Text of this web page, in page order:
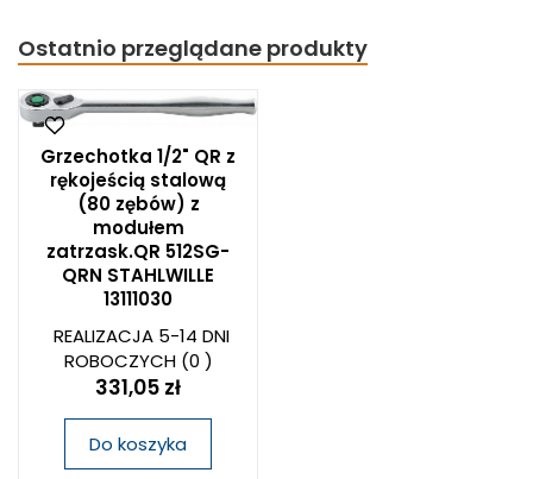
Ostatnio przeglądane produkty
Grzechotka 1/2" QR z
rękojeścią stalową
(80 zębów) z
modułem
zatrzask.QR 512SG-
QRN STAHLWILLE
13111030
REALIZACJA 5-14 DNI
ROBOCZYCH(0 )
331,05 zł
Do koszyka